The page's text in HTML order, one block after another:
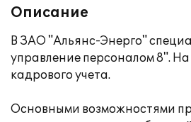
Описание
В ЗАО "Альянс-Энерго"
управление персоналом 8".
кадрового учета.
Основными возможностями